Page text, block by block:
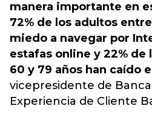
manera importante en
72% de los adultos
miedo a navegar por
estafas online y 22% de
60 y 79 años han caído
vicepresidente de
Experiencia de Cliente